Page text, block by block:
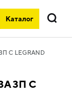
Каталог
Поиск
C LEGRAND
3П C